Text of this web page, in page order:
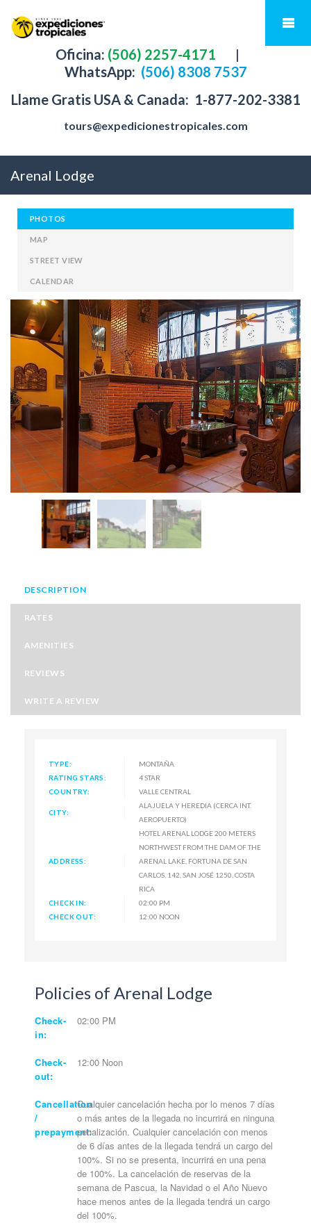
Oficina: (506) 2257-4171
|
WhatsApp: (506) 8308 7537
Llame Gratis USA & Canada: 1-877-202-3381
tours@expedicionestropicales.com
Arenal Lodge
PHOTOS
MAP
STREET VIEW
CALENDAR
DESCRIPTION
RATES
AMENITIES
REVIEWS
WRITE A REVIEW
TYPE:
MONTAÑA
RATING STARS:
4 STAR
COUNTRY:
VALLE CENTRAL
CITY:
ALAJUELA Y HEREDIA (CERCA INT.
AEROPUERTO)
ADDRESS:
HOTEL ARENAL LODGE 200 METERS
NORTHWEST FROM THE DAM OF THE
ARENAL LAKE, FORTUNA DE SAN
CARLOS, 142, SAN JOSÉ 1250, COSTA
RICA
CHECK IN:
02:00 PM
CHECK OUT:
12:00 NOON
Policies of Arenal Lodge
Check-
in:
02:00 PM
Check-
out:
12:00 Noon
Cancellation
/
prepayment:
Cualquier cancelación hecha por lo menos 7 días
o más antes de la llegada no incurrirá en ninguna
penalización. Cualquier cancelación con menos
de 6 días antes de la llegada tendrá un cargo del
100%. Si no se presenta, incurrirá en una pena
de 100%. La cancelación de reservas de la
semana de Pascua, la Navidad o el Año Nuevo
hace menos antes de la llegada tendrá un cargo
del 100%.